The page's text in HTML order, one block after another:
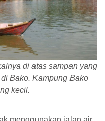
di atas sampan yang
Bako. Kampung Bako
kecil.